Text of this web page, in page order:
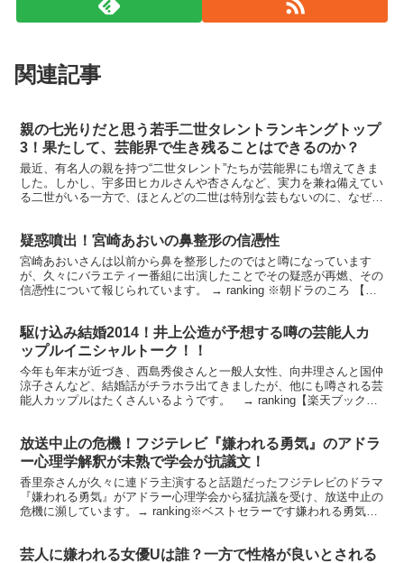
関連記事
親の七光りだと思う若手二世タレントランキングトップ
3！果たして、芸能界で生き残ることはできるのか？
最近、有名人の親を持つ“二世タレント”たちが芸能界にも増えてきま
した。しかし、宇多田ヒカルさんや杏さんなど、実力を兼ね備えてい
る二世がいる一方で、ほとんどの二世は特別な芸もないのに、なぜか
疑惑噴出！宮崎あおいの鼻整形の信憑性
宮崎あおいさんは以前から鼻を整形したのではと噂になっています
が、久々にバラエティー番組に出演したことでその疑惑が再燃、その
信憑性について報じられています。 → ranking ※朝ドラのころ 【楽
駆け込み結婚2014！井上公造が予想する噂の芸能人カ
ップルイニシャルトーク！！
今年も年末が近づき、西島秀俊さんと一般人女性、向井理さんと国仲
涼子さんなど、結婚話がチラホラ出てきましたが、他にも噂される芸
能人カップルはたくさんいるようです。 → ranking【楽天ブックス
放送中止の危機！フジテレビ『嫌われる勇気』のアドラ
ー心理学解釈が未熟で学会が抗議文！
香里奈さんが久々に連ドラ主演すると話題だったフジテレビのドラマ
『嫌われる勇気』がアドラー心理学会から猛抗議を受け、放送中止の
危機に瀕しています。→ ranking※ベストセラーです嫌われる勇気自
芸人に嫌われる女優Uは誰？一方で性格が良いとされる